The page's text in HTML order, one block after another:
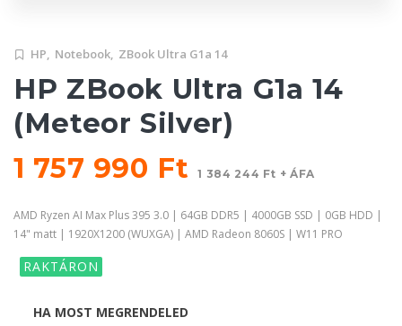
HP, Notebook, ZBook Ultra G1a 14
HP ZBook Ultra G1a 14
(Meteor Silver)
1 757 990 Ft1 384 244 Ft + ÁFA
AMD Ryzen AI Max Plus 395 3.0 | 64GB DDR5 | 4000GB SSD | 0GB HDD |
14" matt | 1920X1200 (WUXGA) | AMD Radeon 8060S | W11 PRO
RAKTÁRON
HA MOST MEGRENDELED